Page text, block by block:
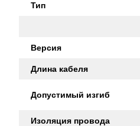
Тип
Версия
Длина кабеля
Допустимый изгиб
Изоляция провода